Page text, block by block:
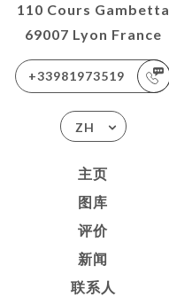
110 Cours Gambetta
69007 Lyon France
+33981973519
ZH
主页
图库
评价
新闻
联系人